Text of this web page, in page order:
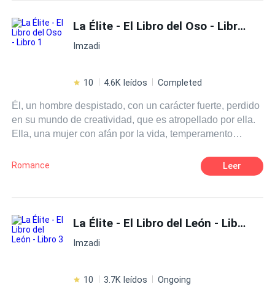
La Élite - El Libro del Oso - Libro 1
Imzadi
10 4.6K leídos Completed
Él, un hombre despistado, con un carácter fuerte, perdido
en su mundo de creatividad, que es atropellado por ella.
Ella, una mujer con afán por la vida, temperamento
quiere su futura pareja en ella. Una salvaje sin dirección.
¿Lograra él conocer a profundidad la mujer, que le arroya
cruzan, dando a sus mundos, el misterio suficiente para
lanzarse a recorrer los paradigmas de la sensualidad que
Romance Leer
La Élite - El Libro del León - Libro 3
Imzadi
10 3.7K leídos Ongoing